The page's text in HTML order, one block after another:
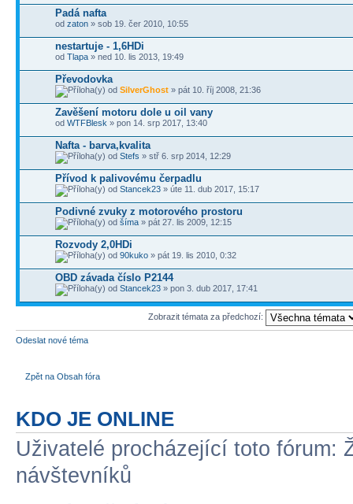
Padá nafta
od zaton » sob 19. čer 2010, 10:55
nestartuje - 1,6HDi
od Tlapa » ned 10. lis 2013, 19:49
Převodovka
od SilverGhost » pát 10. říj 2008, 21:36
Zavěšení motoru dole u oil vany
od WTFBlesk » pon 14. srp 2017, 13:40
Nafta - barva,kvalita
od Stefs » stř 6. srp 2014, 12:29
Přívod k palivovému čerpadlu
od Stancek23 » úte 11. dub 2017, 15:17
Podivné zvuky z motorového prostoru
od šíma » pát 27. lis 2009, 12:15
Rozvody 2,0HDi
od 90kuko » pát 19. lis 2010, 0:32
OBD závada číslo P2144
od Stancek23 » pon 3. dub 2017, 17:41
Zobrazit témata za předchozí:
Odeslat nové téma
Zpět na Obsah fóra
KDO JE ONLINE
Uživatelé procházející toto fórum:
návštevníků